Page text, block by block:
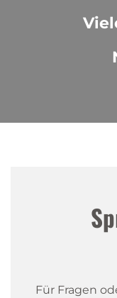
Für Fragen